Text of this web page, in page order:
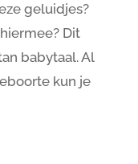
geluidjes?
Dit
babytaal. Al
kun je